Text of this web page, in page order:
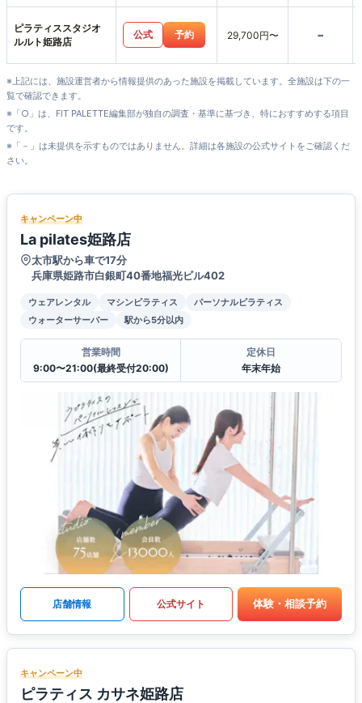
ピラティススタジオ
ルルト姫路店
公式 予約 29,700円〜 -
※上記には、施設運営者から情報提供のあった施設を掲載しています。全施設は下の一
覧で確認できます。
※「○」は、FIT PALETTE編集部が独自の調査・基準に基づき、特におすすめする項目
です。
※「－」は未提供を示すものではありません。詳細は各施設の公式サイトをご確認くだ
さい。
キャンペーン中
La pilates姫路店
太市駅から車で17分
兵庫県姫路市白銀町40番地福光ビル402
ウェアレンタル マシンピラティス
パーソナルピラティス
ウォーターサーバー
駅から5分以内
営業時間
9:00〜21:00(最終受付20:00)
定休日
年末年始
店舗情報 公式サイト 体験・相談予約
キャンペーン中
ピラティス カサネ姫路店